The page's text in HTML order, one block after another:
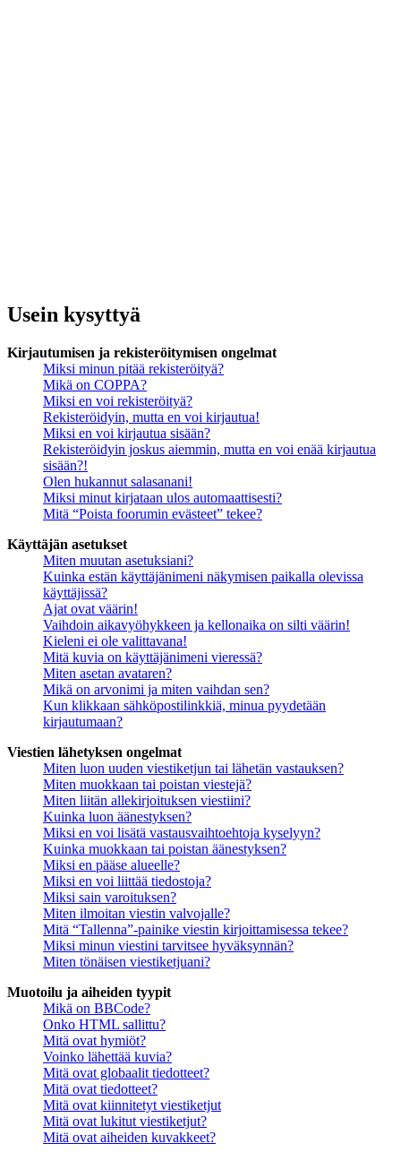
Usein kysyttyä
Kirjautumisen ja rekisteröitymisen ongelmat
Miksi minun pitää rekisteröityä?
Mikä on COPPA?
Miksi en voi rekisteröityä?
Rekisteröidyin, mutta en voi kirjautua!
Miksi en voi kirjautua sisään?
Rekisteröidyin joskus aiemmin, mutta en voi enää kirjautua
sisään?!
Olen hukannut salasanani!
Miksi minut kirjataan ulos automaattisesti?
Mitä “Poista foorumin evästeet” tekee?
Käyttäjän asetukset
Miten muutan asetuksiani?
Kuinka estän käyttäjänimeni näkymisen paikalla olevissa
käyttäjissä?
Ajat ovat väärin!
Vaihdoin aikavyöhykkeen ja kellonaika on silti väärin!
Kieleni ei ole valittavana!
Mitä kuvia on käyttäjänimeni vieressä?
Miten asetan avataren?
Mikä on arvonimi ja miten vaihdan sen?
Kun klikkaan sähköpostilinkkiä, minua pyydetään
kirjautumaan?
Viestien lähetyksen ongelmat
Miten luon uuden viestiketjun tai lähetän vastauksen?
Miten muokkaan tai poistan viestejä?
Miten liitän allekirjoituksen viestiini?
Kuinka luon äänestyksen?
Miksi en voi lisätä vastausvaihtoehtoja kyselyyn?
Kuinka muokkaan tai poistan äänestyksen?
Miksi en pääse alueelle?
Miksi en voi liittää tiedostoja?
Miksi sain varoituksen?
Miten ilmoitan viestin valvojalle?
Mitä “Tallenna”-painike viestin kirjoittamisessa tekee?
Miksi minun viestini tarvitsee hyväksynnän?
Miten tönäisen viestiketjuani?
Muotoilu ja aiheiden tyypit
Mikä on BBCode?
Onko HTML sallittu?
Mitä ovat hymiöt?
Voinko lähettää kuvia?
Mitä ovat globaalit tiedotteet?
Mitä ovat tiedotteet?
Mitä ovat kiinnitetyt viestiketjut
Mitä ovat lukitut viestiketjut?
Mitä ovat aiheiden kuvakkeet?